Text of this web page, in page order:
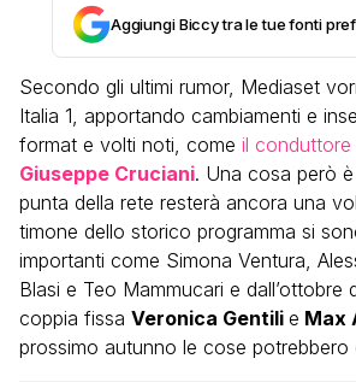
Aggiungi Biccy tra le tue fonti
Secondo gli ultimi rumor, Mediaset
Italia 1, apportando cambiamenti e
format e volti noti, come il
Giuseppe Cruciani. Una cosa però
punta della rete resterà ancora una
timone dello storico programma si
importanti come Simona Ventura,
Blasi e Teo Mammucari e dall’ottobre
coppia fissa Veronica Gentili e Max
prossimo autunno le cose potrebbero